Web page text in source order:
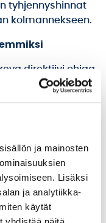
ja mainosten
Lisäksi
ja analytiikka-
käytät
tyhjennyshinnat
kolmannekseen.
direktiivi ohjaa
nolla- ja
lisää
käyttää
Näin olemme
kehittämisessä.
on yksi
Varsala sanoo.